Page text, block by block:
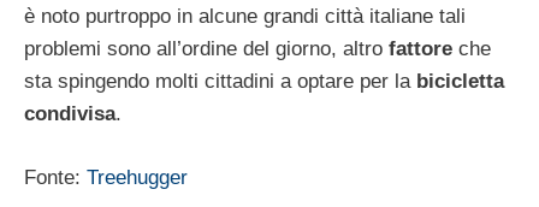
è noto purtroppo in alcune grandi città italiane tali
problemi sono all’ordine del giorno, altro fattore che
sta spingendo molti cittadini a optare per la bicicletta
condivisa.
Fonte: Treehugger